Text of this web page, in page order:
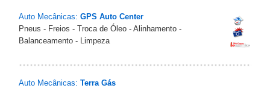
Auto Mecânicas: GPS Auto Center
Pneus - Freios - Troca de Óleo - Alinhamento -
Balanceamento - Limpeza
Auto Mecânicas: Terra Gás